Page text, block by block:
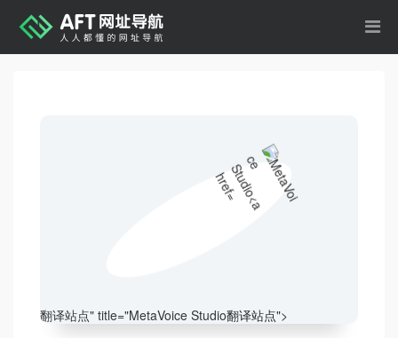
翻译站点" title="MetaVoice Studio翻译站点">